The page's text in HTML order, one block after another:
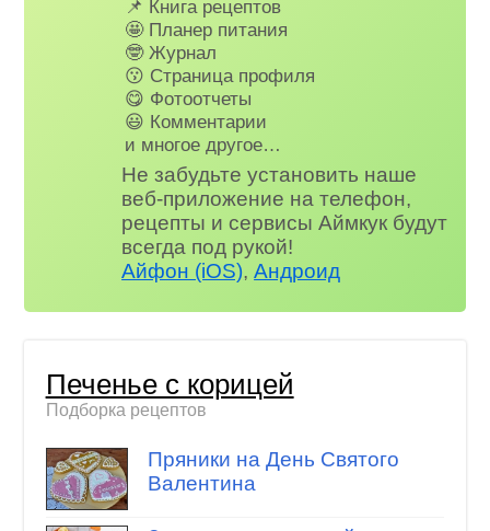
📌 Книга рецептов
🤩 Планер питания
🤓 Журнал
😗 Страница профиля
😋 Фотоотчеты
😃 Комментарии
и многое другое…
Не забудьте установить наше
веб-приложение на телефон,
рецепты и сервисы Аймкук будут
всегда под рукой!
Айфон (iOS),Андроид
Печенье с корицей
Подборка рецептов
Пряники на День Святого
Валентина